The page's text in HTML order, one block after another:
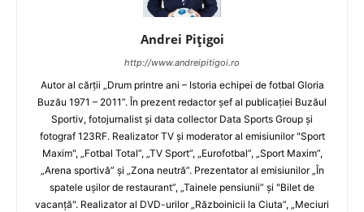
Andrei Pițigoi
http://www.andreipitigoi.ro
Autor al cărţii „Drum printre ani – Istoria echipei de fotbal Gloria
Buzău 1971 – 2011”. În prezent redactor şef al publicaţiei Buzăul
Sportiv, fotojurnalist şi data collector Data Sports Group şi
fotograf 123RF. Realizator TV şi moderator al emisiunilor "Sport
Maxim", „Fotbal Total”, „TV Sport”, „Eurofotbal”, „Sport Maxim”,
„Arena sportivă” şi „Zona neutră”. Prezentator al emisiunilor „În
spatele uşilor de restaurant”, „Tainele pensiunii” şi "Bilet de
vacanţă". Realizator al DVD-urilor „Războinicii la Ciuta”, „Meciuri